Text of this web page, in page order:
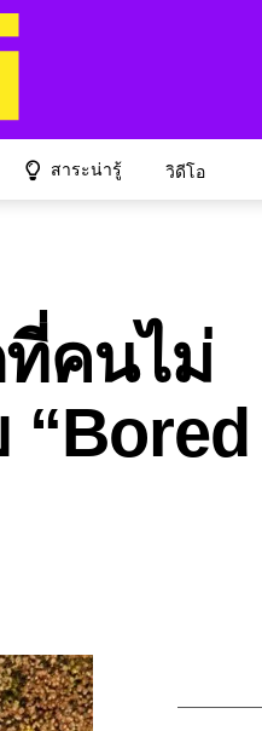
สาระน่ารู้ วิดีโอ
คนไม่
“Bored